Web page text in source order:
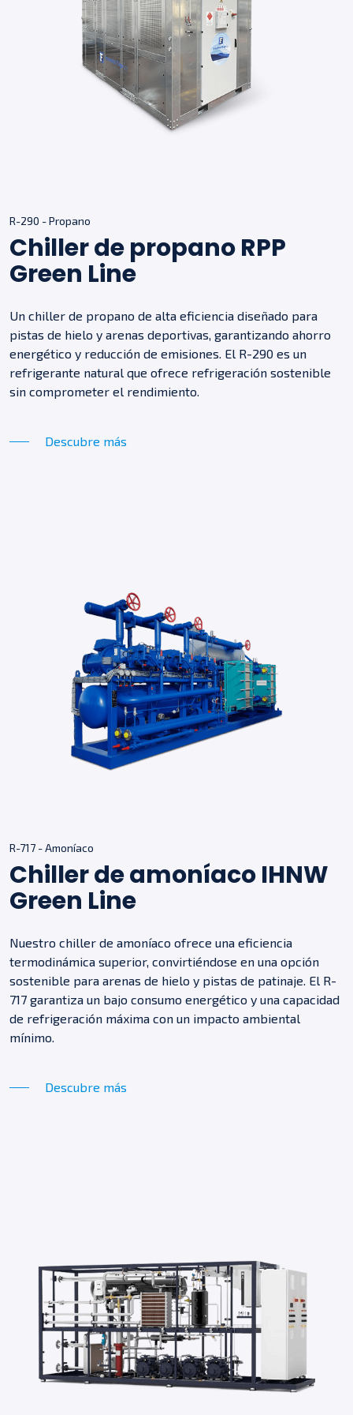
R-290 - Propano
Chiller de propano RPP
Green Line
Un chiller de propano de alta eficiencia diseñado para
pistas de hielo y arenas deportivas, garantizando ahorro
energético y reducción de emisiones. El R-290 es un
refrigerante natural que ofrece refrigeración sostenible
sin comprometer el rendimiento.
Descubre más
R-717 - Amoníaco
Chiller de amoníaco IHNW
Green Line
Nuestro chiller de amoníaco ofrece una eficiencia
termodinámica superior, convirtiéndose en una opción
sostenible para arenas de hielo y pistas de patinaje. El R-
717 garantiza un bajo consumo energético y una capacidad
de refrigeración máxima con un impacto ambiental
mínimo.
Descubre más